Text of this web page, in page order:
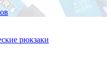
рюкзаки